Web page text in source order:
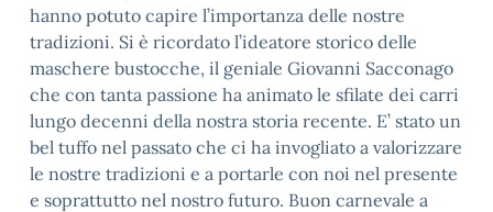
hanno potuto capire l’importanza delle nostre
tradizioni. Si è ricordato l’ideatore storico delle
maschere bustocche, il geniale Giovanni Sacconago
che con tanta passione ha animato le sfilate dei carri
lungo decenni della nostra storia recente. E’ stato un
bel tuffo nel passato che ci ha invogliato a valorizzare
le nostre tradizioni e a portarle con noi nel presente
e soprattutto nel nostro futuro. Buon carnevale a